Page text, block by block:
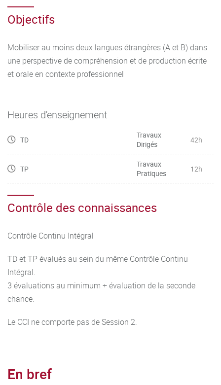
Objectifs
Mobiliser au moins deux langues étrangères (A et B) dans
une perspective de compréhension et de production écrite
et orale en contexte professionnel
Heures d'enseignement
TD
Travaux
Dirigés
42h
TP
Travaux
Pratiques
12h
Contrôle des connaissances
Contrôle Continu Intégral
TD et TP évalués au sein du même Contrôle Continu
Intégral.
3 évaluations au minimum + évaluation de la seconde
chance.
Le CCI ne comporte pas de Session 2.
En bref